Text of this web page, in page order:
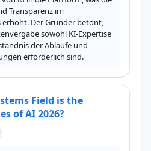
Transparenz im
erhöht. Der Gründer betont,
sowohl KI-Expertise
der Abläufe und
erforderlich sind.
Field is the
of AI 2026?